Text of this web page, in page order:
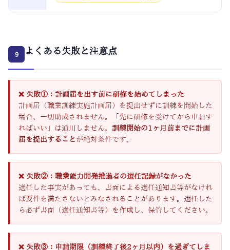
9 よくある失敗と注意点
❌ 失敗①：計画届を出す前に研修を始めてしまった
計画届（職業訓練実施計画届）を提出せずに訓練を開始した
場合、一切助成されません。「先に研修を受けてから申請す
ればいい」は通用しません。 訓練開始の1ヶ月前までに計画
届を提出すること が絶対条件です。
❌ 失敗②：職業能力開発推進者の選任記録がなかった
選任した事実があっても、書面による選任通知書等がなけれ
ば要件を満たさないとみなされることがあります。選任した
ら必ず書面（選任通知書等）を作成し、保管してください。
❌ 失敗③：申請期限（訓練終了後2ヶ月以内）を過ぎてしま